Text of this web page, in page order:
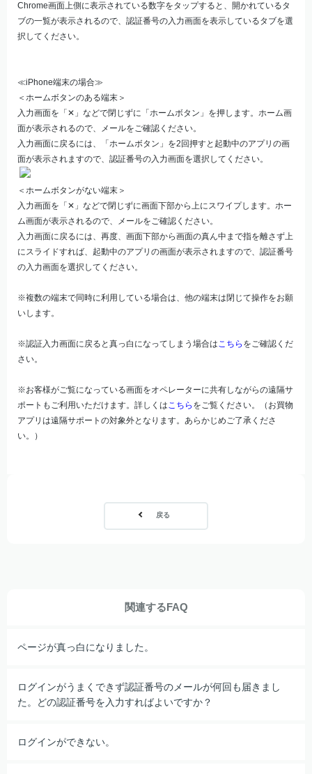
Chrome画面上側に表示されている数字をタップすると、開かれているタ
ブの一覧が表示されるので、認証番号の入力画面を表示しているタブを選
択してください。
≪iPhone端末の場合≫
＜ホームボタンのある端末＞
入力画面を「✕」などで閉じずに「ホームボタン」を押します。ホーム画
面が表示されるので、メールをご確認ください。
入力画面に戻るには、「ホームボタン」を2回押すと起動中のアプリの画
面が表示されますので、認証番号の入力画面を選択してください。
＜ホームボタンがない端末＞
入力画面を「✕」などで閉じずに画面下部から上にスワイプします。ホー
ム画面が表示されるので、メールをご確認ください。
入力画面に戻るには、再度、画面下部から画面の真ん中まで指を離さず上
にスライドすれば、起動中のアプリの画面が表示されますので、認証番号
の入力画面を選択してください。
※複数の端末で同時に利用している場合は、他の端末は閉じて操作をお願
いします。
※認証入力画面に戻ると真っ白になってしまう場合はこちら をご確認くだ
さい。
※お客様がご覧になっている画面をオペレーターに共有しながらの遠隔サ
ポートもご利用いただけます。詳しくはこちら をご覧ください。（お買物
アプリは遠隔サポートの対象外となります。あらかじめご了承くださ
い。）
戻る
関連するFAQ
ページが真っ白になりました。
ログインがうまくできず認証番号のメールが何回も届きまし
た。どの認証番号を入力すればよいですか？
ログインができない。